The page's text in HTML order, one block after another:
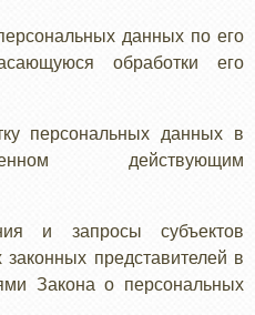
данных по его
обработки его
персональных данных в
действующим
и запросы субъектов
представителей в
Закона о персональных